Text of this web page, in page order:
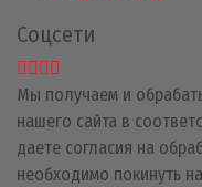
Соцсети
Мы получаем и
нашего сайта в
даете согласия на
необходимо покинуть